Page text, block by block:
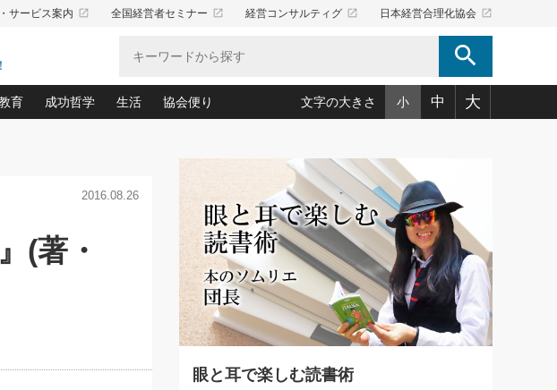
サービス案内 launch 全国経営者セミナー launch 経営コンサルティグ launch 日本経営合理化協会 launch
search
2026.08.5
第86回 「言葉狩り」
もっとみる
」(28)
ために、やっておきたいこと(34)
対策(100)
違う！(36)
るハラスメントの予防策(10)
から支持される「ウェルビーイング経営入
の“流行る”お店の仕組みづくり(210)
長のための現場改善(174)
育
あなただからお願いしたいと思われる 気配りの達人(127)
クレーム対応 実践マニュアル(92)
クレーム対応の新知識と新常識(57)
デキル社員に育てる！ 社員教育の決め手(203)
東川鷹年の「中小企業の人育て」(38)
成功哲学
中国哲学に学ぶ 不況は会社守成の好機(38)
令和時代の「社長の人間力の磨き方」(86)
先人の名句名言の教え 東洋思想に学ぶ経営学(132)
渡部昇一の「日本の指導者たち」(32)
経営に活かす“十八史略”(30)
生活
おのころ心平の ──社長のための「か・ら・だマネジメント」
(50)
デジタルＡＶを味方に！新・仕事術(180)
リーダー脳の鍛え方(32)
ワインを楽しむ基礎レッスン(12)
必読！社長が読むべき今月の4冊(88)
眼と耳で楽しむ読書術(162)
社長の「氣」(30)
協会便り
「愛読者通信」著者インタビュー(44)
ビジネス見聞録 経営ニュース(100)
作間信司の経営無形庵(けいえいむぎょうあん)(166)
経営セミナー情報局(1)
繁栄への着眼点 牟田太陽(76)
講話を聞いて学ぼう 実学・耳学・磨く「ミミガク」のすすめ
(7)
文字の大きさ 小 中 大
2016.08.26
(著・
眼と耳で楽しむ読書術